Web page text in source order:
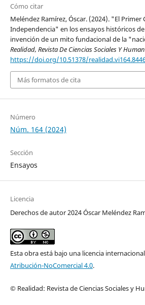
Cómo citar
Meléndez Ramírez, Óscar. (2024). "El Primer
Independencia" en los ensayos históricos
invención de un mito fundacional de la
Realidad, Revista De Ciencias Sociales Y
https://doi.org/10.51378/
Más formatos de cita
Número
Núm. 164 (2024)
Sección
Ensayos
Licencia
Derechos de autor 2024 Óscar Meléndez
Esta obra está bajo una licencia internacional
Atribución-NoComercial 4.0.
© Realidad: Revista de Ciencias Sociales y